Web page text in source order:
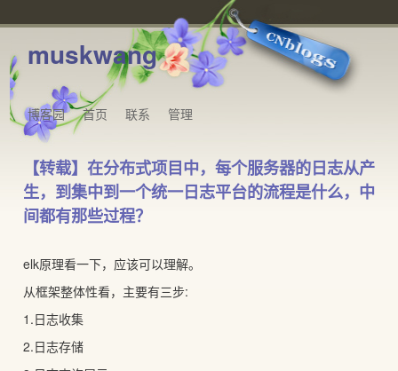
muskwang
博客园 首页 联系 管理
【转载】在分布式项目中，每个服务器的日志从产
生，到集中到一个统一日志平台的流程是什么，中
间都有那些过程？
elk原理看一下，应该可以理解。
从框架整体性看，主要有三步:
1.日志收集
2.日志存储